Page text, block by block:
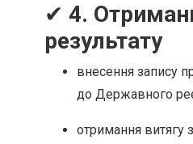
✔ 4.
результату
внесення запису
до Державного
отримання витягу